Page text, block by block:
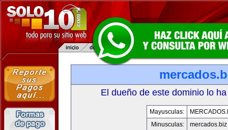
El dueño de este dominio lo
Mayusculas:
Minusculas:
mercados.biz